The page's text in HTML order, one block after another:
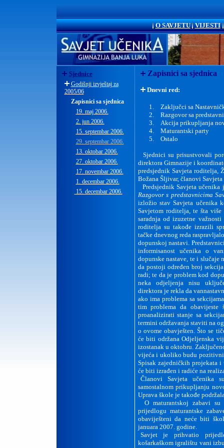
O SAVJETU VIJESTI
Sjednice
Godišnji izvještaj za
2005/06
Zapisnici sa sjednica
19. maj 2006.
2. jun 2006.
15. septembar 2006.
29. septembar 2006.
13. oktobar 2006.
27. oktobar 2006.
17. novembar 2006.
1. decembar 2006.
15. decembar 2006.
Zapisnici sa sjednica
Dnevni red:
Zaključci sa
Razgovor sa
Akcija prikupljanja
Maturantski party
Ostalo
Sjednici su prisustvovali
direktora Gimnazije i
predsjednik Savjeta roditelja,
Božana Šljivar, članovi
Predsjednik Savjeta
Razgovor s predstavnicima
izložio stav Savjeta učenika
Savjetom roditelja, te šta
saradnja od izuzetne
roditelja su takođe izrazili
tačke dnevnog reda
dopunskoj nastavi.
informisanost učenika o
dopunske nastave, te i
da postoji određen broj
radi; te da je problem kod
neka odjeljenja nisu
direktora je rekla da
ako ima problema sa
tim problema da obavijeste
proanalizirati stanje sa
termini održavanja staviti na
o ovome obavješten. Što se
će biti održana Odjeljenska
izostanak u oktobru.
vijeća i ukoliko budu
Spisak zajedničkih projekata i
će biti izrađen i radiće na
Članovi Savjeta učenika
samostalnom prikupljanju
Uprava škole je takođe
O maturantskoj zabavi
prijedlogu maturantske
obaviješteni da neće biti
januara 2007. godine.
Savjet je prihvatio
košarkaškom igralištu vani